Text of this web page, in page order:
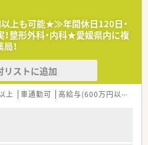
以上も可能★≫年間休日120日・
整形外科・内科★愛媛県内に複
！
リストに追加
上 車通勤可 高給与(600万円以上)